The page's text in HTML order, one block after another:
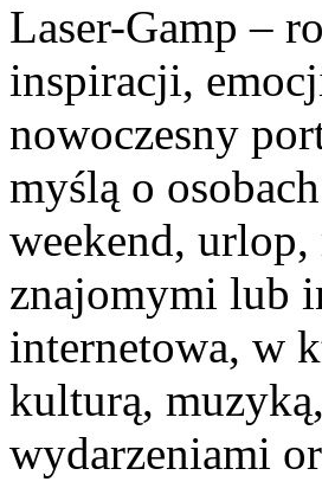
Laser-Gamp –
inspiracji,
nowoczesny
myślą o
weekend, urlop,
znajomymi lub
internetowa, w
kulturą,
wydarzeniami